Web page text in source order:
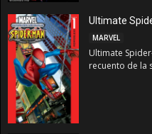
Ultimate
MARVEL
Ultimate
recuento de la